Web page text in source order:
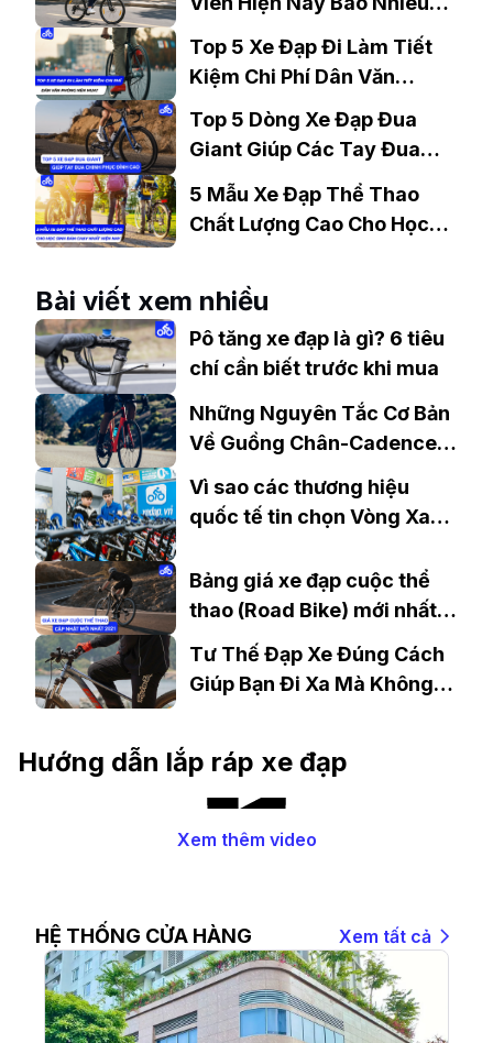
Top 5 Xe Đạp Đi Làm Tiết
Kiệm Chi Phí Dân Văn
Phòng Nên Mua?
Top 5 Dòng Xe Đạp Đua
Giant Giúp Các Tay Đua
Chinh Phục Đỉnh Cao
5 Mẫu Xe Đạp Thể Thao
Chất Lượng Cao Cho Học
Bài viết xem nhiều
Pô tăng xe đạp là gì? 6 tiêu
chí cần biết trước khi mua
Những Nguyên Tắc Cơ Bản
Về Guồng Chân-Cadence
Vì sao các thương hiệu
quốc tế tin chọn Vòng Xanh
Bảng giá xe đạp cuộc thể
thao (Road Bike) mới nhất
năm 2021
Tư Thế Đạp Xe Đúng Cách
Giúp Bạn Đi Xa Mà Không
Hướng dẫn lắp ráp xe đạp
Xem thêm video
HỆ THỐNG CỬA HÀNG Xem tất cả